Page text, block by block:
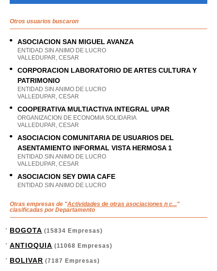
Otros usuarios buscaron
ASOCIACION SAN MIGUEL AVANZA
ENTIDAD SIN ANIMO DE LUCRO
VALLEDUPAR, CESAR
CORPORACION LABORATORIO DE ARTES CULTURA Y
PATRIMONIO
ENTIDAD SIN ANIMO DE LUCRO
VALLEDUPAR, CESAR
COOPERATIVA MULTIACTIVA INTEGRAL UPAR
ORGANIZACION DE ECONOMIA SOLIDARIA
VALLEDUPAR, CESAR
ASOCIACION COMUNITARIA DE USUARIOS DEL
ASENTAMIENTO INFORMAL VISTA HERMOSA 1
ENTIDAD SIN ANIMO DE LUCRO
VALLEDUPAR, CESAR
ASOCIACION SEY DWIA CAFE
ENTIDAD SIN ANIMO DE LUCRO
Otras empresas de "Actividades de otras asociaciones n c..."
clasificadas por Departamento
BOGOTA (15834 Empresas)
ANTIOQUIA (11068 Empresas)
BOLIVAR (7187 Empresas)